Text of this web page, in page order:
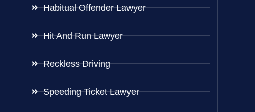
Habitual Offender Lawyer
Hit And Run Lawyer
Reckless Driving
Speeding Ticket Lawyer